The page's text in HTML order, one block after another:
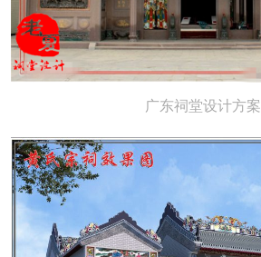
广东祠堂设计方案